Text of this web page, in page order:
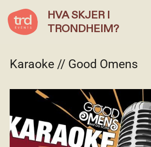
HVA SKJER I
TRONDHEIM?
Karaoke // Good Omens